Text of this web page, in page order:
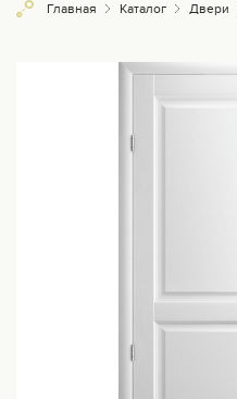
Главная Каталог Двери